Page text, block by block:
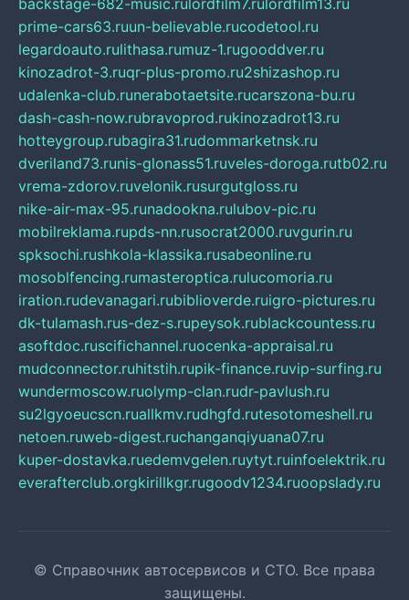
backstage-682-music.rulordfilm7.rulordfilm13.ru
prime-cars63.ruun-believable.rucodetool.ru
legardoauto.rulithasa.rumuz-1.rugooddver.ru
kinozadrot-3.ruqr-plus-promo.ru2shizashop.ru
udalenka-club.runerabotaetsite.rucarszona-bu.ru
dash-cash-now.rubravoprod.rukinozadrot13.ru
hotteygroup.rubagira31.rudommarketnsk.ru
dveriland73.runis-glonass51.ruveles-doroga.rutb02.ru
vrema-zdorov.ruvelonik.rusurgutgloss.ru
nike-air-max-95.runadookna.rulubov-pic.ru
mobilreklama.rupds-nn.rusocrat2000.ruvgurin.ru
spksochi.rushkola-klassika.rusabeonline.ru
mosoblfencing.rumasteroptica.rulucomoria.ru
iration.rudevanagari.rubiblioverde.ruigro-pictures.ru
dk-tulamash.rus-dez-s.rupeysok.rublackcountess.ru
asoftdoc.ruscifichannel.ruocenka-appraisal.ru
mudconnector.ruhitstih.rupik-finance.ruvip-surfing.ru
wundermoscow.ruolymp-clan.rudr-pavlush.ru
su2lgyoeucscn.ruallkmv.rudhgfd.rutesotomeshell.ru
netoen.ruweb-digest.ruchanganqiyuana07.ru
kuper-dostavka.ruedemvgelen.ruytyt.ruinfoelektrik.ru
everafterclub.orgkirillkgr.rugoodv1234.ruoopslady.ru
© Справочник автосервисов и СТО. Все права
защищены.